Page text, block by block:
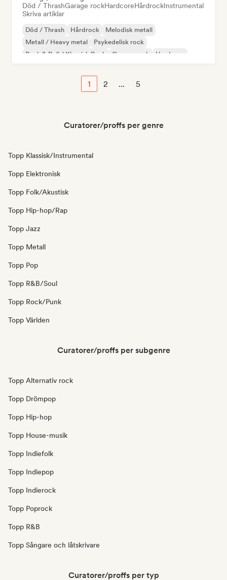
Död / ThrashGarage rockHardcoreHårdrockInstrumental
Skriva artiklar
Död / Thrash Hårdrock
Melodisk metall
Metall / Heavy metal
Psykedelisk rock
Rock & Roll / Klassisk Rock
Garage rock Hardcore
1 2 ... 5
Curatorer/proffs per genre
Topp Klassisk/Instrumental
Topp Elektronisk
Topp Folk/Akustisk
Topp Hip-hop/Rap
Topp Jazz
Topp Metall
Topp Pop
Topp R&B/Soul
Topp Rock/Punk
Topp Världen
Curatorer/proffs per subgenre
Topp Alternativ rock
Topp Drömpop
Topp Hip-hop
Topp House-musik
Topp Indiefolk
Topp Indiepop
Topp Indierock
Topp Poprock
Topp R&B
Topp Sångare och låtskrivare
Curatorer/proffs per typ